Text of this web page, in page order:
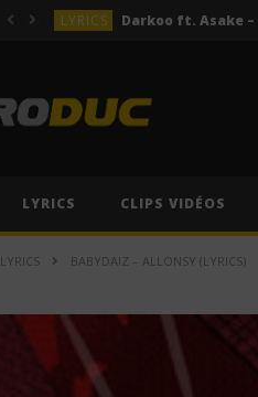
LYRICS
ACTUALITÉS
LYRICS
LYRICS CLIPS VIDÉOS
LYRICS BABYDAIZ – ALLONSY (LYRICS)